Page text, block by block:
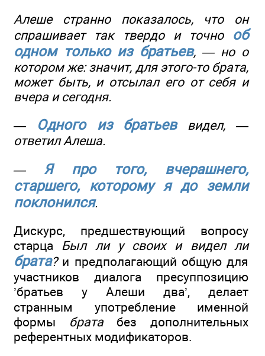
Алеше странно показалось, что он
спрашивает так твердо и точно об
одном только из братьев, — но о
котором же: значит, для этого-то брата,
может быть, и отсылал его от себя и
вчера и сегодня.
—
Одного из братьеввидел, —
ответил Алеша.
— Я про того, вчерашнего,
старшего, которому я до земли
поклонился.
Дискурс, предшествующий вопросу
старца Был ли у своих и видел ли
брата?и предполагающий общую для
участников диалога пресуппозицию
’братьев у Алеши два’, делает
странным употребление именной
формы братабез дополнительных
референтных модификаторов.